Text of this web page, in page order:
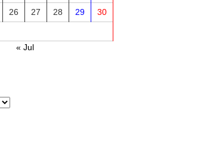
26 27 28 29
30
« Jul